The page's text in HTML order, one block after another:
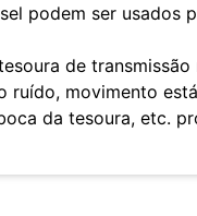
podem ser usados
de transmissão
ruído, movimento
da tesoura, etc.